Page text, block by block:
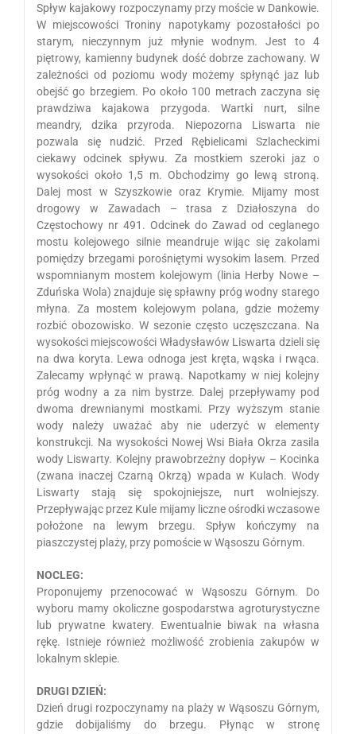
Spływ kajakowy rozpoczynamy przy moście w Dankowie.
W miejscowości Troniny napotykamy pozostałości po
starym, nieczynnym już młynie wodnym. Jest to 4
piętrowy, kamienny budynek dość dobrze zachowany. W
zależności od poziomu wody możemy spłynąć jaz lub
obejść go brzegiem. Po około 100 metrach zaczyna się
prawdziwa kajakowa przygoda. Wartki nurt, silne
meandry, dzika przyroda. Niepozorna Liswarta nie
pozwala się nudzić. Przed Rębielicami Szlacheckimi
ciekawy odcinek spływu. Za mostkiem szeroki jaz o
wysokości około 1,5 m. Obchodzimy go lewą stroną.
Dalej most w Szyszkowie oraz Krymie. Mijamy most
drogowy w Zawadach – trasa z Działoszyna do
Częstochowy nr 491. Odcinek do Zawad od ceglanego
mostu kolejowego silnie meandruje wijąc się zakolami
pomiędzy brzegami porośniętymi wysokim lasem. Przed
wspomnianym mostem kolejowym (linia Herby Nowe –
Zduńska Wola) znajduje się spławny próg wodny starego
młyna. Za mostem kolejowym polana, gdzie możemy
rozbić obozowisko. W sezonie często uczęszczana. Na
wysokości miejscowości Władysławów Liswarta dzieli się
na dwa koryta. Lewa odnoga jest kręta, wąska i rwąca.
Zalecamy wpłynąć w prawą. Napotkamy w niej kolejny
próg wodny a za nim bystrze. Dalej przepływamy pod
dwoma drewnianymi mostkami. Przy wyższym stanie
wody należy uważać aby nie uderzyć w elementy
konstrukcji. Na wysokości Nowej Wsi Biała Okrza zasila
wody Liswarty. Kolejny prawobrzeżny dopływ – Kocinka
(zwana inaczej Czarną Okrzą) wpada w Kulach. Wody
Liswarty stają się spokojniejsze, nurt wolniejszy.
Przepływając przez Kule mijamy liczne ośrodki wczasowe
położone na lewym brzegu. Spływ kończymy na
piaszczystej plaży, przy pomoście w Wąsoszu Górnym.
NOCLEG:
Proponujemy przenocować w Wąsoszu Górnym. Do
wyboru mamy okoliczne gospodarstwa agroturystyczne
lub prywatne kwatery. Ewentualnie biwak na własna
rękę. Istnieje również możliwość zrobienia zakupów w
lokalnym sklepie.
DRUGI DZIEŃ:
Dzień drugi rozpoczynamy na plaży w Wąsoszu Górnym,
gdzie dobijaliśmy do brzegu. Płynąc w stronę